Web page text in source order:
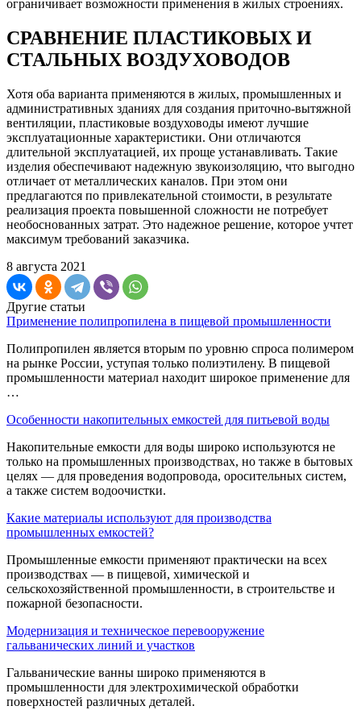
ограничивает возможности применения в жилых строениях.
СРАВНЕНИЕ ПЛАСТИКОВЫХ И
СТАЛЬНЫХ ВОЗДУХОВОДОВ
Хотя оба варианта применяются в жилых, промышленных и
административных зданиях для создания приточно-вытяжной
вентиляции, пластиковые воздуховоды имеют лучшие
эксплуатационные характеристики. Они отличаются
длительной эксплуатацией, их проще устанавливать. Такие
изделия обеспечивают надежную звукоизоляцию, что выгодно
отличает от металлических каналов. При этом они
предлагаются по привлекательной стоимости, в результате
реализация проекта повышенной сложности не потребует
необоснованных затрат. Это надежное решение, которое учтет
максимум требований заказчика.
8 августа 2021
Другие статьи
Применение полипропилена в пищевой промышленности
Полипропилен является вторым по уровню спроса полимером
на рынке России, уступая только полиэтилену. В пищевой
промышленности материал находит широкое применение для
…
Особенности накопительных емкостей для питьевой воды
Накопительные емкости для воды широко используются не
только на промышленных производствах, но также в бытовых
целях — для проведения водопровода, оросительных систем,
а также систем водоочистки.
Какие материалы используют для производства
промышленных емкостей?
Промышленные емкости применяют практически на всех
производствах — в пищевой, химической и
сельскохозяйственной промышленности, в строительстве и
пожарной безопасности.
Модернизация и техническое перевооружение
гальванических линий и участков
Гальванические ванны широко применяются в
промышленности для электрохимической обработки
поверхностей различных деталей.